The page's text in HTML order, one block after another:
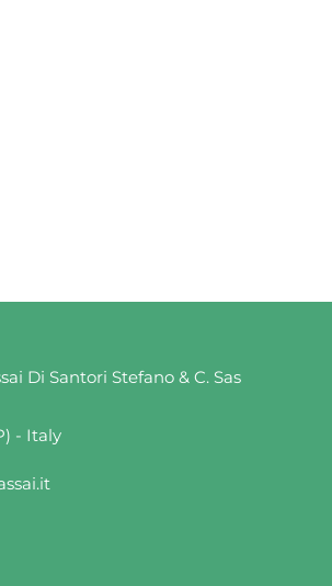
Di Santori Stefano & C. Sas
- Italy